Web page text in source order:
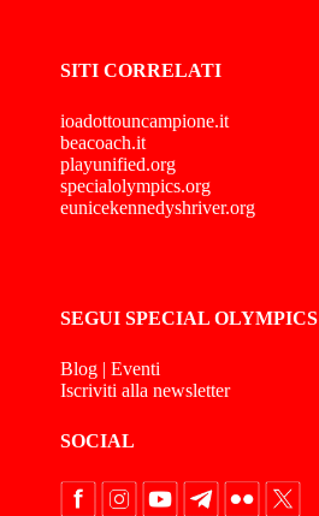
SITI CORRELATI
ioadottouncampione.it
beacoach.it
playunified.org
specialolympics.org
eunicekennedyshriver.org
SEGUI SPECIAL OLYMPICS
Blog | Eventi
Iscriviti alla newsletter
SOCIAL